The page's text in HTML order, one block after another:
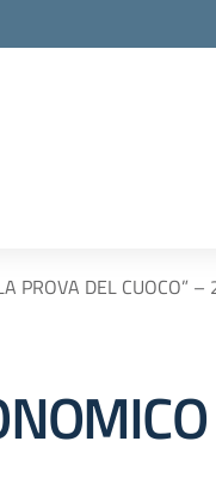
PROVA DEL CUOCO”